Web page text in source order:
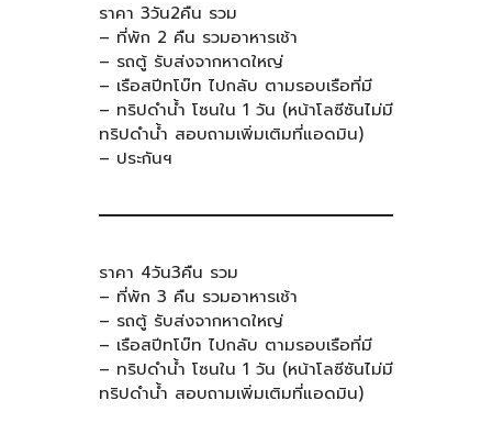
ราคา 3วัน2คืน รวม
– ที่พัก 2 คืน รวมอาหารเช้า
– รถตู้ รับส่งจากหาดใหญ่
– เรือสปีทโบ๊ท ไปกลับ ตามรอบเรือที่มี
– ทริปดำน้ำ โซนใน 1 วัน (หน้าโลซีซันไม่มี
ทริปดำน้ำ สอบถามเพิ่มเติมที่แอดมิน)
– ประกันฯ
ราคา 4วัน3คืน รวม
– ที่พัก 3 คืน รวมอาหารเช้า
– รถตู้ รับส่งจากหาดใหญ่
– เรือสปีทโบ๊ท ไปกลับ ตามรอบเรือที่มี
– ทริปดำน้ำ โซนใน 1 วัน (หน้าโลซีซันไม่มี
ทริปดำน้ำ สอบถามเพิ่มเติมที่แอดมิน)